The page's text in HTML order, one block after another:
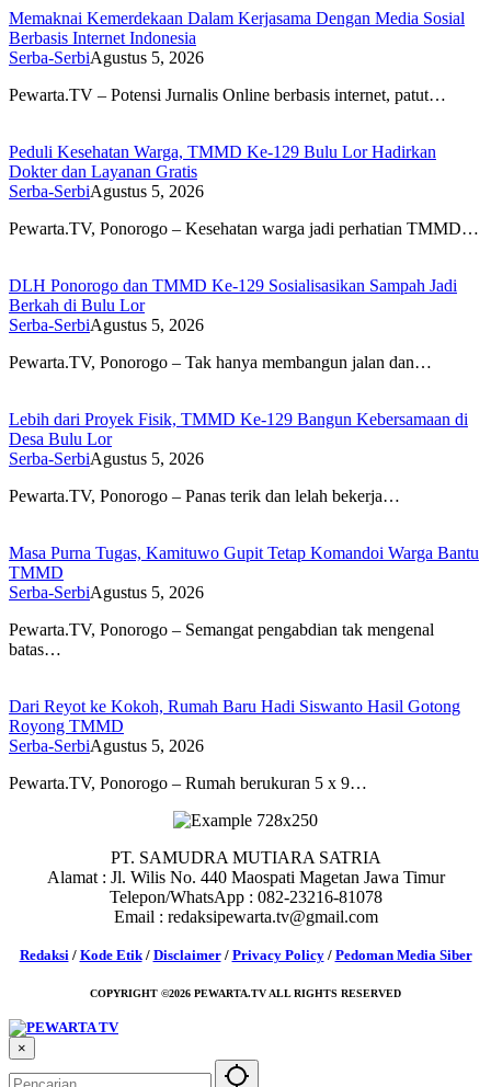
Memaknai Kemerdekaan Dalam Kerjasama Dengan Media Sosial
Berbasis Internet Indonesia
Serba-SerbiAgustus 5, 2026
Pewarta.TV – Potensi Jurnalis Online berbasis internet, patut…
Peduli Kesehatan Warga, TMMD Ke-129 Bulu Lor Hadirkan
Dokter dan Layanan Gratis
Serba-SerbiAgustus 5, 2026
Pewarta.TV, Ponorogo – Kesehatan warga jadi perhatian TMMD…
DLH Ponorogo dan TMMD Ke-129 Sosialisasikan Sampah Jadi
Berkah di Bulu Lor
Serba-SerbiAgustus 5, 2026
Pewarta.TV, Ponorogo – Tak hanya membangun jalan dan…
Lebih dari Proyek Fisik, TMMD Ke-129 Bangun Kebersamaan di
Desa Bulu Lor
Serba-SerbiAgustus 5, 2026
Pewarta.TV, Ponorogo – Panas terik dan lelah bekerja…
Masa Purna Tugas, Kamituwo Gupit Tetap Komandoi Warga Bantu
TMMD
Serba-SerbiAgustus 5, 2026
Pewarta.TV, Ponorogo – Semangat pengabdian tak mengenal
batas…
Dari Reyot ke Kokoh, Rumah Baru Hadi Siswanto Hasil Gotong
Royong TMMD
Serba-SerbiAgustus 5, 2026
Pewarta.TV, Ponorogo – Rumah berukuran 5 x 9…
PT. SAMUDRA MUTIARA SATRIA
Alamat : Jl. Wilis No. 440 Maospati Magetan Jawa Timur
Telepon/WhatsApp : 082-23216-81078
Email : redaksipewarta.tv@gmail.com
Redaksi / Kode Etik/ Disclaimer/ Privacy Policy/ Pedoman Media Siber
COPYRIGHT ©2026 PEWARTA.TV ALL RIGHTS RESERVED
×